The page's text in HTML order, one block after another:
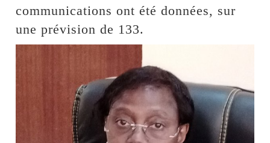
communications ont été données, sur
une prévision de 133.